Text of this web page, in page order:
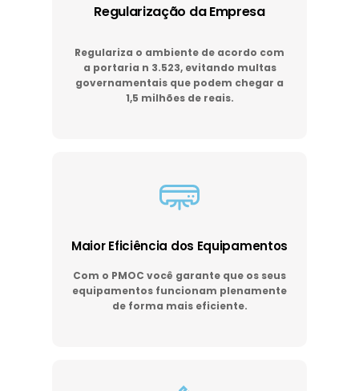
Regularização da Empresa
Regulariza o ambiente de acordo com
a portaria n 3.523, evitando multas
governamentais que podem chegar a
1,5 milhões de reais.
Maior Eficiência dos Equipamentos
Com o PMOC você garante que os seus
equipamentos funcionam plenamente
de forma mais eficiente.